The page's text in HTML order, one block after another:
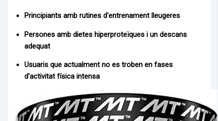
Principiants amb rutines d'entrenament lleugeres
Persones amb dietes hiperproteïques i un descans
adequat
Usuaris que actualment no es troben en fases
d'activitat física intensa